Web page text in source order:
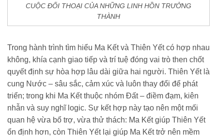
CUỘC ĐỐI THOẠI CỦA NHỮNG LINH HỒN TRƯỞNG
THÀNH
Trong hành trình tìm hiểu Ma Kết và Thiên Yết có hợp nhau
không, khía cạnh giao tiếp và trí tuệ đóng vai trò then chốt
quyết định sự hòa hợp lâu dài giữa hai người. Thiên Yết là
cung Nước – sâu sắc, cảm xúc và luôn thay đổi để phát
triển; trong khi Ma Kết thuộc nhóm Đất – điềm đạm, kiên
nhẫn và suy nghĩ logic. Sự kết hợp này tạo nên một mối
quan hệ vừa bổ trợ, vừa thử thách: Ma Kết giúp Thiên Yết
ổn định hơn, còn Thiên Yết lại giúp Ma Kết trở nên mềm